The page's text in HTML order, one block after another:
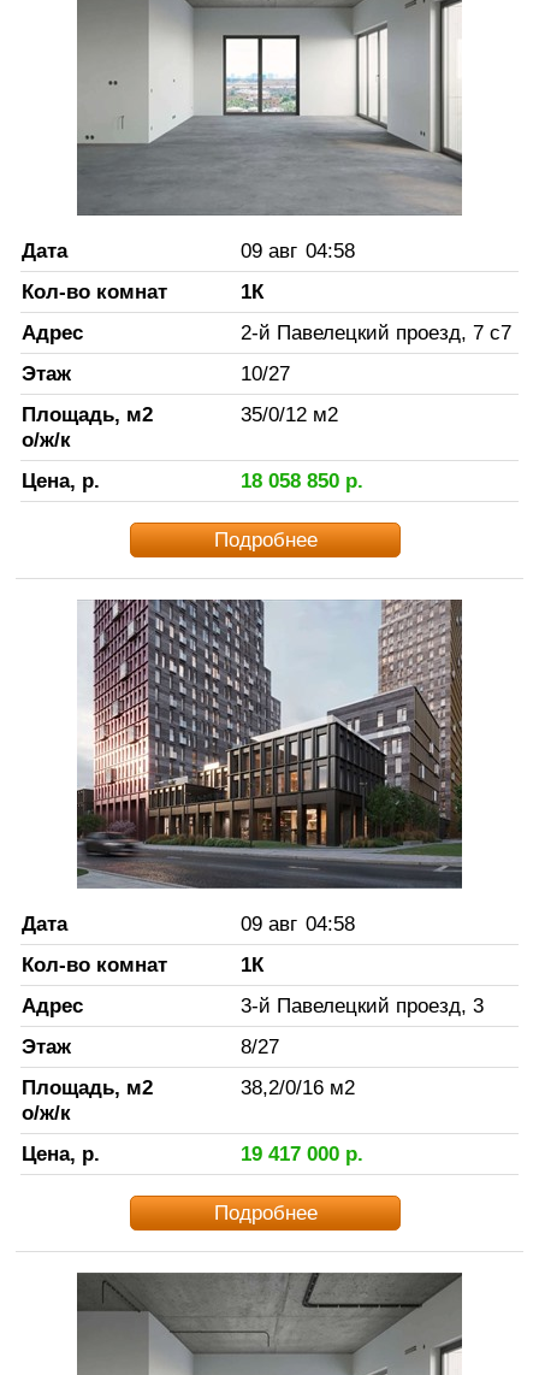
Дата 09 авг 04:58
Кол-во комнат
1К
Адрес
2-й Павелецкий проезд, 7 с7
Этаж
10/27
Площадь, м2
о/ж/к
35/0/12 м2
Цена, р. 18 058 850р.
Подробнее
Дата 09 авг 04:58
Кол-во комнат
1К
Адрес
3-й Павелецкий проезд, 3
Этаж
8/27
Площадь, м2
о/ж/к
38,2/0/16 м2
Цена, р. 19 417 000р.
Подробнее